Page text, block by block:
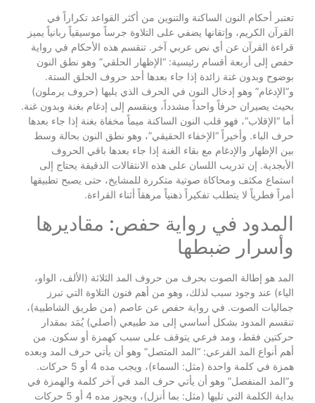
تعتبر أحكام النون الساكنة والتنوين من أكثر القواعد تكراراً في
القرآن الكريم، وإتقانها يضفي على التلاوة جرساً موسيقياً ربانياً يميز
قراءة القرآن عن أي نص عربي آخر. تنقسم هذه الأحكام في رواية
حفص إلى أربعة أقسام رئيسية: “الإظهار الحلقي” وهو نطق النون
بوضوح وبدون غنة زائدة إذا جاء بعدها أحد حروف الحلق الستة.
و”الإدغام” وهو إدخال النون في الحرف الذي يليها (حروف يرملون)
بحيث يصيران حرفاً واحداً مشدداً، وينقسم إلى إدغام بغنة وبدون غنة.
أما “الإقلاب”، فهو قلب النون الساكنة ميماً مخفاة بغنة إذا جاء بعدها
حرف الباء. وأخيراً “الإخفاء الحقيقي”، وهو نطق النون بحالة وسط
بين الإظهار والإدغام مع بقاء الغنة إذا جاء بعدها باقي الحروف
الأبجدية. إن تدريب اللسان على هذه الانتقالات الدقيقة يحتاج إلى
استماع مكثف ومحاكاة صوتية متكررة للمشايخ، حتى يصبح تطبيقها
أمراً فطرياً لا يتطلب تفكيراً ذهنياً مرهقاً أثناء القراءة.
المدود في رواية حفص: مقاديرها
وأسرار ضبطها
المد هو إطالة الصوت بحرف من حروف المد الثلاثة (الألف، الواو،
الياء) عند وجود سبب لذلك، وهو من أهم فنون التلاوة التي تبرز
جماليات الصوت. في رواية حفص عن عاصم (من طريق الشاطبية)،
تنقسم المدود بشكل أساسي إلى مد طبيعي (أصلي) يُمَد بمقدار
حركتين فقط، ومد فرعي يتوقف على سبب كهمزة أو سكون. من
أهم أنواع المد الفرعي: “المد المتصل” وهو أن يأتي حرف المد وبعده
همزة في كلمة واحدة (مثل: السماء)، ويجب مده 4 أو 5 حركات.
و”المد المنفصل” وهو أن يأتي حرف المد في آخر كلمة والهمزة في
بداية الكلمة التي تليها (مثل: بما أنزل)، ويجوز مده 4 أو 5 حركات